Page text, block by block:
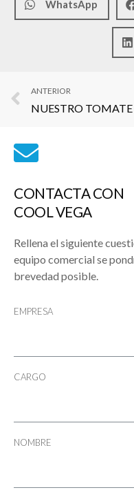
WhatsApp
ANTERIOR
CONTACTA CON
COOL VEGA
Rellena el siguiente
equipo comercial se
brevedad posible.
EMPRESA
CARGO
NOMBRE